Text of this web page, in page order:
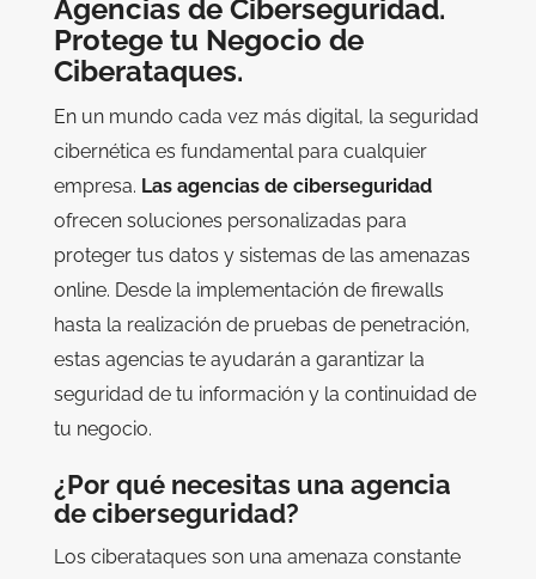
Agencias de Ciberseguridad.
Protege tu Negocio de
Ciberataques.
En un mundo cada vez más digital, la seguridad
cibernética es fundamental para cualquier
empresa. Las agencias de ciberseguridad
ofrecen soluciones personalizadas para
proteger tus datos y sistemas de las amenazas
online. Desde la implementación de firewalls
hasta la realización de pruebas de penetración,
estas agencias te ayudarán a garantizar la
seguridad de tu información y la continuidad de
tu negocio.
¿Por qué necesitas una agencia
de ciberseguridad?
Los ciberataques son una amenaza constante